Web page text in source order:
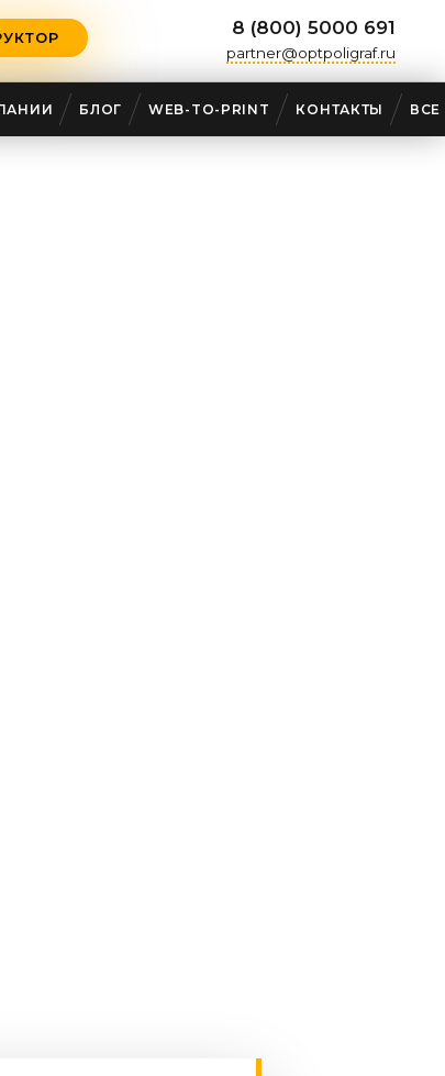
8 (800) 5000 691
partner@optpoligraf.ru
БЛОГ WEB-TO-PRINT КОНТАКТЫ ВСЕ